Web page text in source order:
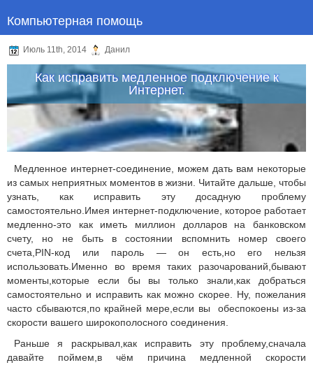
Компьютерная помощь
Июль 11th, 2014 Данил
Как исправить медленное подключение к
Интернет.
Медленное интернет-соединение, можем дать вам некоторые
из самых неприятных моментов в жизни. Читайте дальше, чтобы
узнать, как исправить эту досадную проблему
самостоятельно.Имея интернет-подключение, которое работает
медленно-это как иметь миллион долларов на банковском
счету, но не быть в состоянии вспомнить номер своего
счета,PIN-код или пароль — он есть,но его нельзя
использовать.Именно во время таких разочарований,бывают
моменты,которые если бы вы только знали,как добраться
самостоятельно и исправить как можно скорее. Ну, пожелания
часто сбываются,по крайней мере,если вы обеспокоены из-за
скорости вашего широкополосного соединения.
Раньше я раскрывал,как исправить эту проблему,сначала
давайте поймем,в чём причина медленной скорости